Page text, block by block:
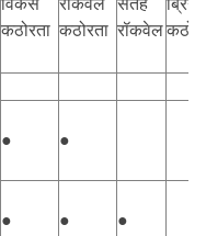
विकर्स
कठोरता
रॉकवेल
कठोरता
सतह
रॉकवेल
● ●
● ● ●